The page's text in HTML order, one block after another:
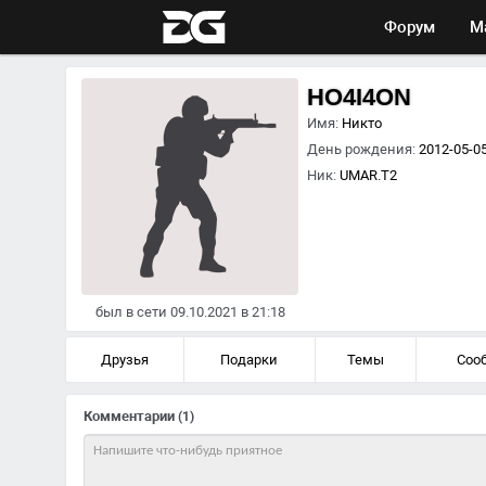
Форум
был в сети 09.10.2021 в 21:18
HO4I4ON
Имя: Никто
День рождения: 2012-05-
Ник: UMAR.T2
Друзья Подарки Темы
Комментарии (1)